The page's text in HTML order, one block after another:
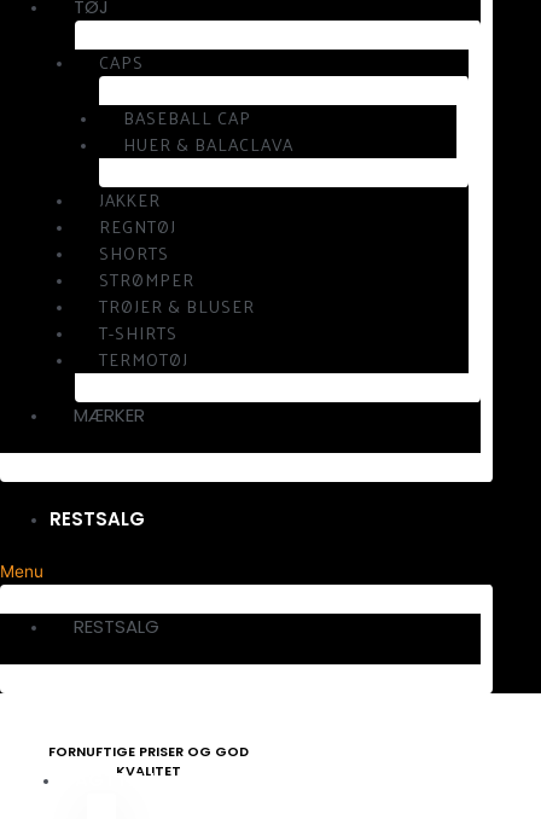
TØJ
CAPS
BASEBALL CAP
HUER & BALACLAVA
JAKKER
REGNTØJ
SHORTS
STRØMPER
TRØJER & BLUSER
T-SHIRTS
TERMOTØJ
MÆRKER
RESTSALG
Menu
RESTSALG
FORNUFTIGE PRISER OG GOD
KVALITET
VAGTTØJ